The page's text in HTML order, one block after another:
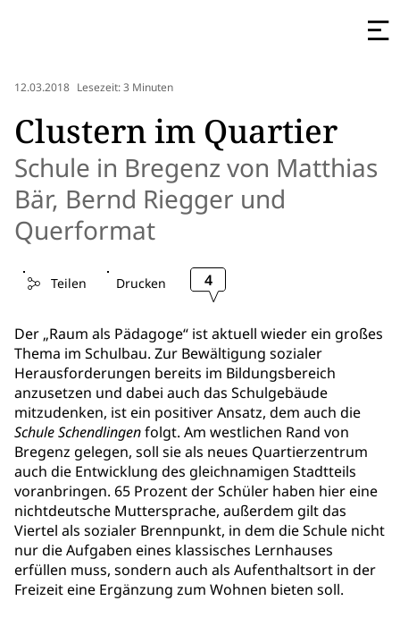
12.03.2018 Lesezeit: 3 Minuten
Clustern im Quartier
Schule in Bregenz von Matthias
Bär, Bernd Riegger und
Querformat
Teilen Drucken 4
Der „Raum als Pädagoge“ ist aktuell wieder ein großes
Thema im Schulbau. Zur Bewältigung sozialer
Herausforderungen bereits im Bildungsbereich
anzusetzen und dabei auch das Schulgebäude
mitzudenken, ist ein positiver Ansatz, dem auch die
Schule Schendlingenfolgt. Am westlichen Rand von
Bregenz gelegen, soll sie als neues Quartierzentrum
auch die Entwicklung des gleichnamigen Stadtteils
voranbringen. 65 Prozent der Schüler haben hier eine
nichtdeutsche Muttersprache, außerdem gilt das
Viertel als sozialer Brennpunkt, in dem die Schule nicht
nur die Aufgaben eines klassisches Lernhauses
erfüllen muss, sondern auch als Aufenthaltsort in der
Freizeit eine Ergänzung zum Wohnen bieten soll.